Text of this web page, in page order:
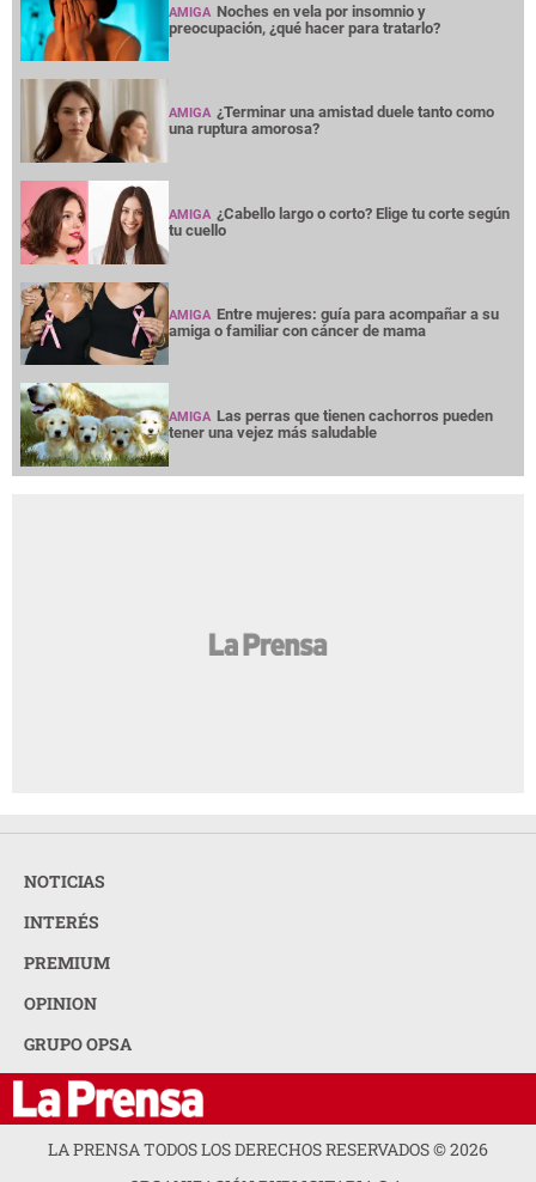
AMIGA Noches en vela por insomnio y
preocupación, ¿qué hacer para tratarlo?
AMIGA ¿Terminar una amistad duele tanto como
una ruptura amorosa?
AMIGA ¿Cabello largo o corto? Elige tu corte según
tu cuello
AMIGA Entre mujeres: guía para acompañar a su
amiga o familiar con cáncer de mama
AMIGA Las perras que tienen cachorros pueden
tener una vejez más saludable
NOTICIAS
INTERÉS
PREMIUM
OPINION
GRUPO OPSA
LA PRENSA TODOS LOS DERECHOS RESERVADOS ©2026